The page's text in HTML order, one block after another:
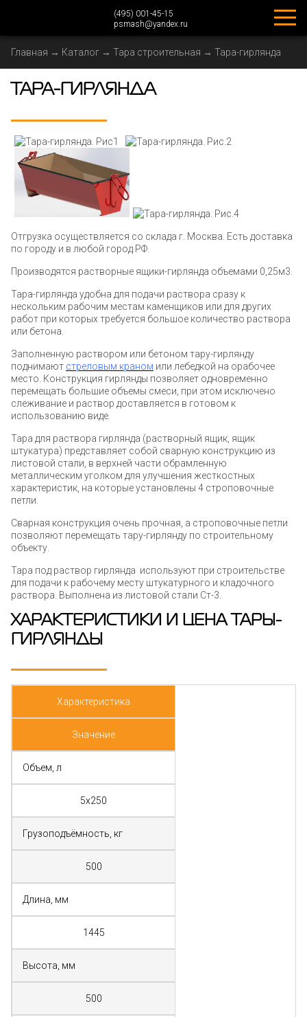
(495) 001-45-15
psmash@yandex.ru
Главная → Каталог → Тара строительная → Тара-гирлянда
ТАРА-ГИРЛЯНДА
Отгрузка осуществляется со склада г. Москва. Есть доставка
по городу и в любой город РФ.
Производятся растворные ящики-гирлянда объемами 0,25м3.
Тара-гирлянда удобна для подачи раствора сразу к
нескольким рабочим местам каменщиков или для других
работ при которых требуется большое количество раствора
или бетона.
Заполненную раствором или бетоном тару-гирлянду
поднимают стреловым краном или лебедкой на орабочее
место. Конструкция гирлянды позволяет одновременно
перемещать большие объемы смеси, при этом исключено
слеживание и раствор доставляется в готовом к
использованию виде.
Тара для раствора гирлянда (растворный ящик, ящик
штукатура) представляет собой сварную конструкцию из
листовой стали, в верхней части обрамленную
металлическим уголком для улучшения жесткостных
характеристик, на которые установлены 4 строповочные
петли.
Сварная конструкция очень прочная, а строповочные петли
позволяют перемещать тару-гирлянду по строительному
объекту.
Тара под раствор гирлянда используют при строительстве
для подачи к рабочему месту штукатурного и кладочного
раствора. Выполнена из листовой стали Ст-3.
ХАРАКТЕРИСТИКИ И ЦЕНА ТАРЫ-
ГИРЛЯНДЫ
Характеристика
Значение
Объем, л
5х250
Грузоподъёмность, кг
500
Длина, мм
1445
Высота, мм
500